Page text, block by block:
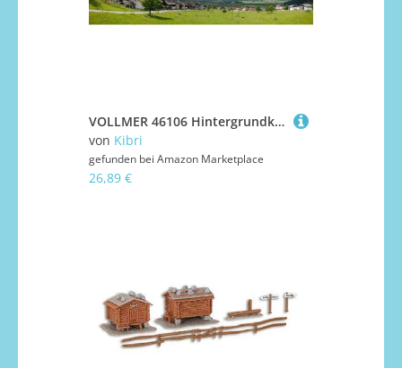
VOLLMER 46106 Hintergrundkulisse Alpenvorland, dreiteilig, 266 x 80 cm
von Kibri
gefunden bei Amazon Marketplace
26,89 €